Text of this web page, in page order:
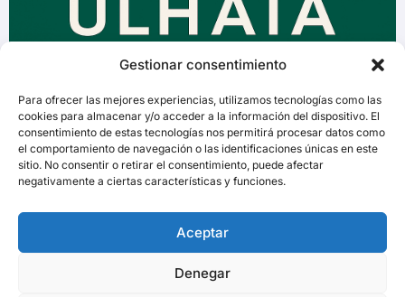
Gestionar consentimiento
Para ofrecer las mejores experiencias, utilizamos tecnologías como las
cookies para almacenar y/o acceder a la información del dispositivo. El
consentimiento de estas tecnologías nos permitirá procesar datos como
el comportamiento de navegación o las identificaciones únicas en este
sitio. No consentir o retirar el consentimiento, puede afectar
negativamente a ciertas características y funciones.
Aceptar
Denegar